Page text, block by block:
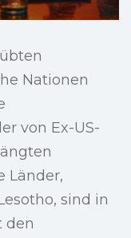
Nationen
von Ex-US-
Länder,
sind in
den